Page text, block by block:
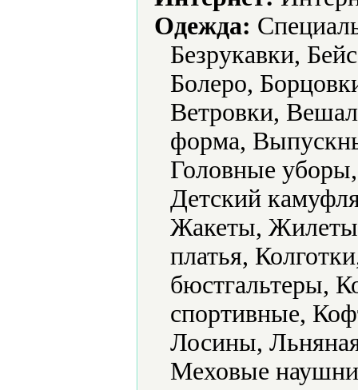
Одежда:
Безрукавки,
Болеро,
Ветровки,
форма,
Головные
Детский
Жакеты,
платья,
бюстгальтеры,
спортивные,
Лосины,
Меховые